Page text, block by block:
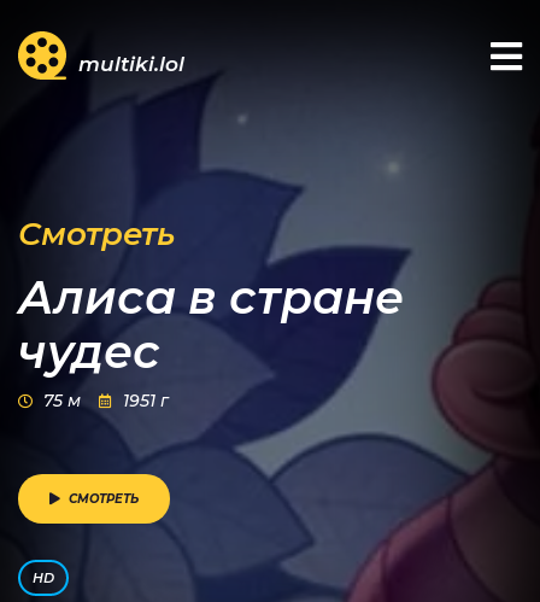
multiki.lol
Смотреть
Алиса в стране
чудес
75 м 1951 г
HD
СМОТРЕТЬ